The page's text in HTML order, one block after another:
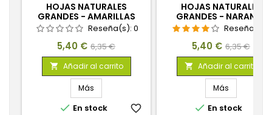
HOJAS NATURALES
GRANDES - AMARILLAS
Reseña(s): 0
Precio
5,40 € Precio
base
6,35 €
 Añadir al carrito
Más
 En stock favorite_border
HOJAS NATURALES
GRANDES - NARANJA
OTOÑOReseña(s):
Precio
5,40 € Precio
base
6,35 €
 Añadir al carrito
Más
 En stock